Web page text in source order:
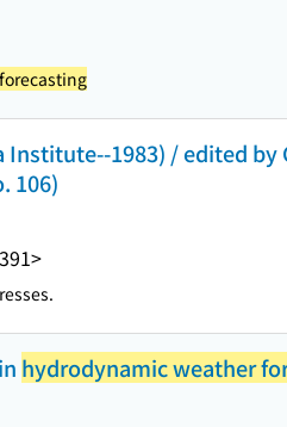
1983) / edited by
106)
hydrodynamic weather